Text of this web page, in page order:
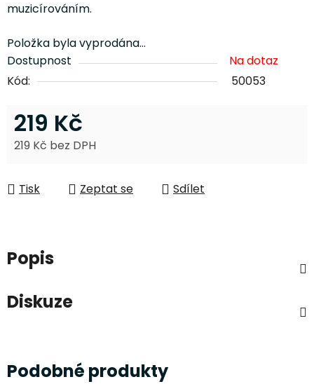
muzicírováním.
Položka byla vyprodána…
Dostupnost
Na dotaz
Kód:
50053
219 Kč
219 Kč bez DPH
Tisk
Zeptat se Sdílet
Popis
Diskuze
Podobné produkty